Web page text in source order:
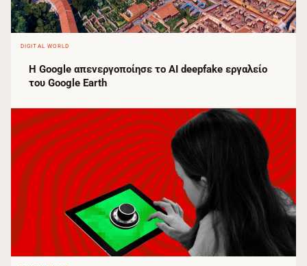
DIGITAL WORLD
Η Google απενεργοποίησε το AI deepfake εργαλείο
του Google Earth